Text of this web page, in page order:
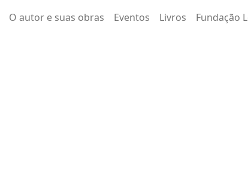
O autor e suas obras Eventos Livros Fundação